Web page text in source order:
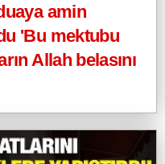
amin
'Bu mektubu
Allah belasını